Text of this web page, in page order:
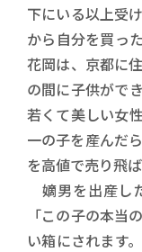
下にいる以上受
から自分を買っ
花岡は、京都に
の間に子供がで
若くて美しい女
一の子を産んだ
を高値で売り飛
嫡男を出産し
「この子の本当
い箱にされます